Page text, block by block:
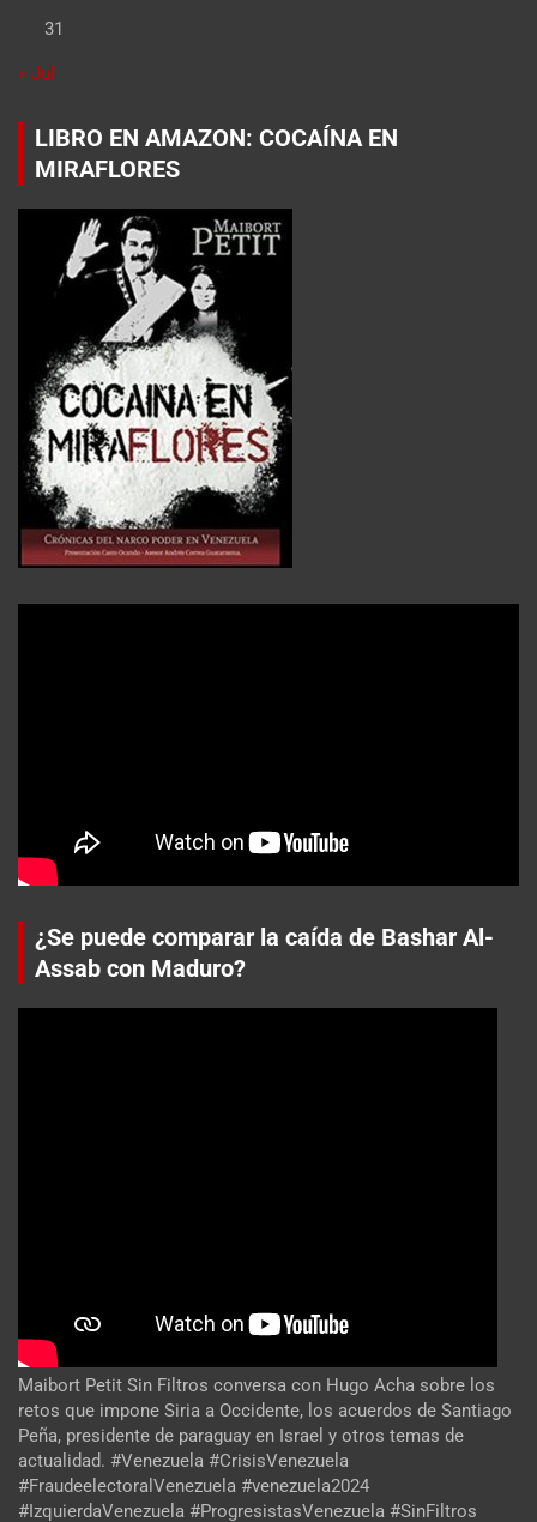
31
« Jul
LIBRO EN AMAZON: COCAÍNA EN
MIRAFLORES
¿Se puede comparar la caída de Bashar Al-
Assab con Maduro?
Maibort Petit Sin Filtros conversa con Hugo Acha sobre los
retos que impone Siria a Occidente, los acuerdos de Santiago
Peña, presidente de paraguay en Israel y otros temas de
actualidad. #Venezuela #CrisisVenezuela
#FraudeelectoralVenezuela #venezuela2024
#IzquierdaVenezuela #ProgresistasVenezuela #SinFiltros